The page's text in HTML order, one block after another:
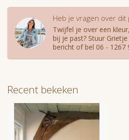
Heb je vragen over dit
Twijfel je over een
bij je past? Stuur
bericht of bel 06 - 1267
Recent bekeken